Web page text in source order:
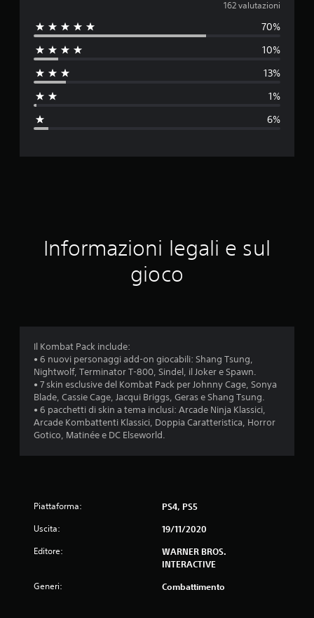
a
u
i
e
a
d
i
4
162 valutazioni
70%
10%
13%
1%
6%
Informazioni legali e sul
gioco
Il Kombat Pack include:
• 6 nuovi personaggi add-on giocabili: Shang Tsung,
Nightwolf, Terminator T-800, Sindel, il Joker e Spawn.
• 7 skin esclusive del Kombat Pack per Johnny Cage, Sonya
Blade, Cassie Cage, Jacqui Briggs, Geras e Shang Tsung.
• 6 pacchetti di skin a tema inclusi: Arcade Ninja Klassici,
Arcade Kombattenti Klassici, Doppia Caratteristica, Horror
Gotico, Matinée e DC Elseworld.
Piattaforma: PS4, PS5
Uscita: 19/11/2020
Editore:
WARNER BROS.
INTERACTIVE
Generi: Combattimento